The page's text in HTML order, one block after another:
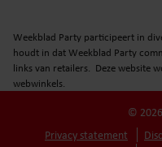
Weekblad Party participeert in
houdt in dat Weekblad Party
links van retailers. Deze website
webwinkels.
©
Privacy statement